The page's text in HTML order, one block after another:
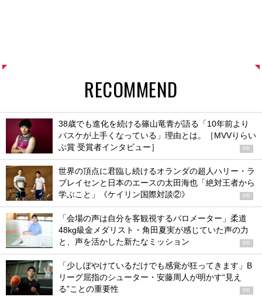
RECOMMEND
38歳でも進化を続ける篠山竜青が語る「10年前より
バスケが上手くなっている」理由とは。［MVVりらい
ぶ賞 受賞者インタビュー］
PR
世界の頂点に君臨し続けるオランダの超人ハリー・ラ
ブレイセンと日本のエースの太田海也「絶対王者から
学ぶこと」《ケイリン国際対談②》
PR
「会場の声は自分を客観視するバロメーター」柔道
48kg級金メダリスト・角田夏実が感じていた声の力
と、声を活かした新たなミッション
PR
「少しぼやけているだけでも感覚が狂ってきます」B
リーグ屈指のシューター・安藤周人が明かす“見え
る”ことの重要性
PR